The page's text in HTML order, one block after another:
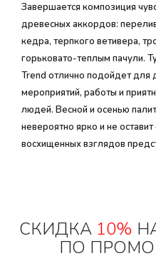
Завершается композиция
древесных аккордов:
кедра, терпкого ветивера,
горьковато-теплым пачули.
Trend отлично подойдет для
мероприятий, работы и
людей. Весной и осенью
невероятно ярко и не
восхищенных взглядов
СКИДКА 10%
ПО